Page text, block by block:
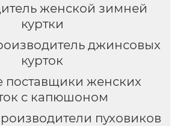
женской зимней
куртки
джинсовых
курток
женских
с капюшоном
пуховиков